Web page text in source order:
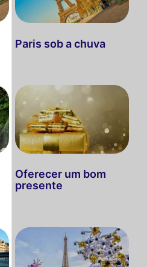
Paris sob a chuva
Oferecer um bom
presente